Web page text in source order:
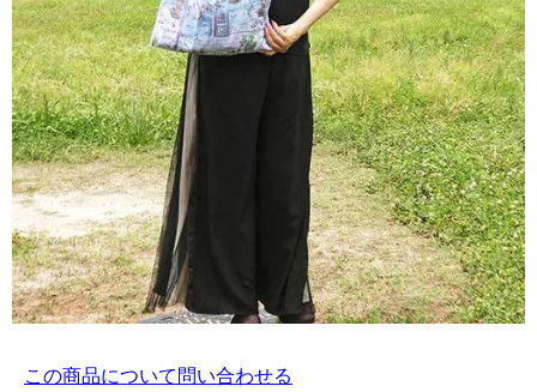
この商品について問い合わせる